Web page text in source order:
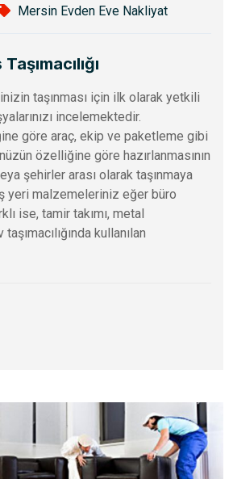
Mersin Evden Eve Nakliyat
taşınması için ilk olarak yetkili
incelemektedir.
göre araç, ekip ve paketleme gibi
özelliğine göre hazırlanmasının
şehirler arası olarak taşınmaya
yeri malzemeleriniz eğer büro
ise, tamir takımı, metal
kullanılan